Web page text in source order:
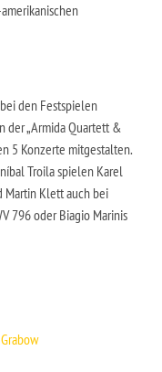
den Festspielen
der „Armida Quartett &
5 Konzerte mitgestalten.
Troila spielen Karel
Martin Klett auch bei
796 oder Biagio Marinis